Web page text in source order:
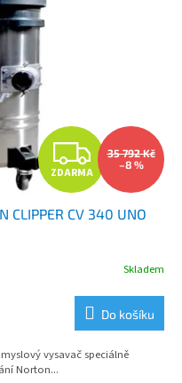
Z
D
A
M
A
ZDARMA
35 792 Kč
–8 %
CLIPPER CV 340 UNO
Skladem
Do košíku
vysavač speciálně
Norton...